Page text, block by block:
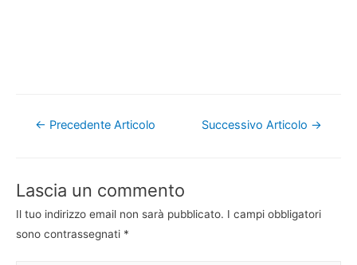
Navigazione
← Precedente Articolo Successivo Articolo →
Lascia un commento
Il tuo indirizzo email non sarà pubblicato. I campi obbligatori
sono contrassegnati *